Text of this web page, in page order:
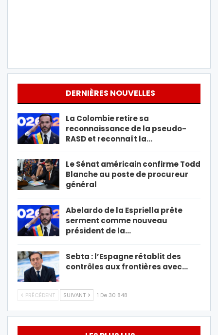
DERNIÈRES NOUVELLES
La Colombie retire sa
reconnaissance de la pseudo-
RASD et reconnaît la…
Le Sénat américain confirme Todd
Blanche au poste de procureur
général
Abelardo de la Espriella prête
serment comme nouveau
président de la…
Sebta : l’Espagne rétablit des
contrôles aux frontières avec…
PRÉCÉDENT SUIVANT 1 De 30 848